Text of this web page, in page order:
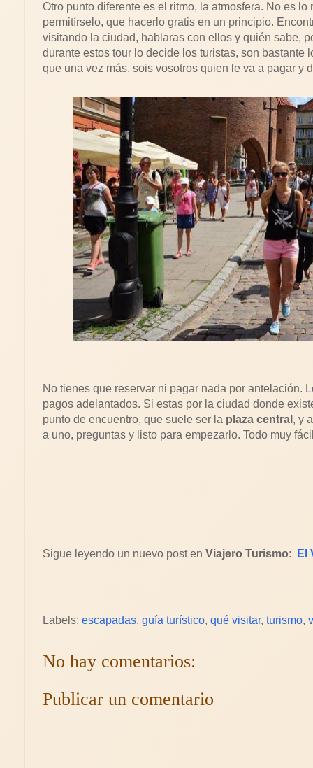
Otro punto diferente es el ritmo, la atmosfera. No es
permitírselo, que hacerlo gratis en un principio.
visitando la ciudad, hablaras con ellos y quién sabe,
durante estos tour lo decide los turistas, son bastante
que una vez más, sois vosotros quien le va a pagar y
No tienes que reservar ni pagar nada por antelación.
pagos adelantados. Si estas por la ciudad donde
punto de encuentro, que suele ser la plaza central , y
a uno, preguntas y listo para empezarlo. Todo muy
Sigue leyendo un nuevo post en Viajero Turismo: El
Labels: escapadas, guía turístico, qué visitar, turismo,
No hay comentarios:
Publicar un comentario